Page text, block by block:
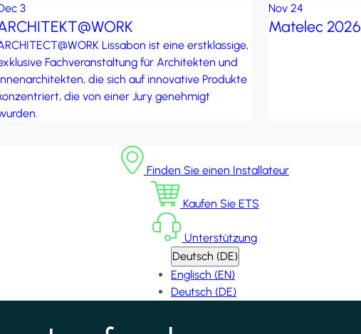
3
Lissabon ist eine erstklassige,
Fachveranstaltung für Architekten und
die sich auf innovative Produkte
die von einer Jury genehmigt
Nov 24
Matelec 2026
Finden Sie einen Installateur
Kaufen Sie ETS
Unterstützung
Deutsch (DE)
Englisch (EN)
Deutsch (DE)